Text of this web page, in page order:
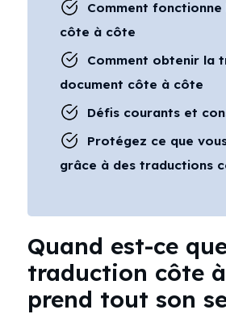
Comment
côte à côte
Comment obtenir la
document côte à côte
Défis courants et
Protégez ce que
grâce à des traductions
Quand est-ce
traduction côte
prend tout son